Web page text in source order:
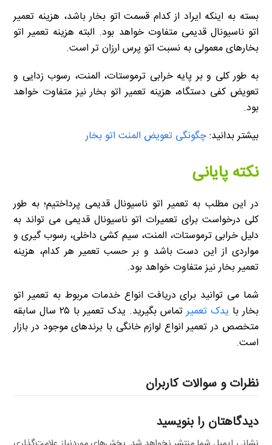
بسته به اینکه ایراد از کدام قسمت اتو بخار باشد، هزینه تعمیر
اتو ناسیونال قدیمی متفاوت خواهد بود. البته هزینه تعمیر اتو
بخارهای معمولی به نسبت اتو پرس ارزان تر است.
به طور کلی و بر پایه خرابی ترموستات، المنت، رسوب زدایی و
تعویض کفی دستگاه، هزینه تعمیر اتو بخار نیز متفاوت خواهد
بود.
بیشتر بدانید:چگونگی تعویض المنت اتو بخار
نکته پایانی
در این مطلب به تعمیر اتو ناسیونال قدیمی پرداختیم؛ به طور
کلی درخواست برای تعمیرات اتو ناسیونال قدیمی می تواند به
دلیل خرابی ترموستات، المنت، سیم کشی داخلی، رسوب گیری و
مواردی از این دست باشد و بر حسب تعمیر هر کدام، هزینه
تعمیر بخار نیز متفاوت خواهد بود.
شما می توانید برای دریافت انواع خدمات مربوط به تعمیر اتو
بخار با یدک تعمیر
تماس بگیرید. یدک تعمیر با ۲۵ سال سابقه
متخصص در تعمیر انواع لوازم خانگی با برندهای موجود در بازار
است.
نظرات و سوالات کاربران
دیدگاهتان را بنویسید